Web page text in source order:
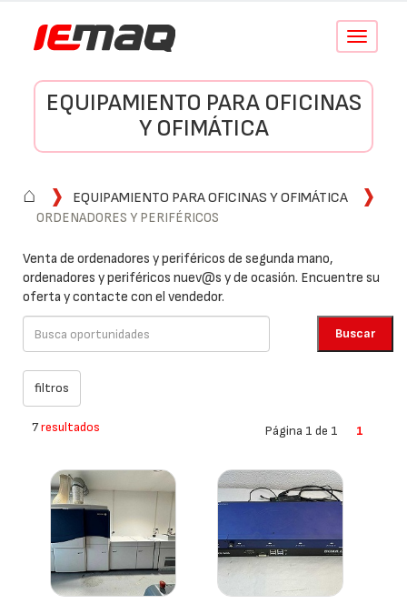
Conmutar
EQUIPAMIENTO PARA OFICINAS
Y OFIMÁTICA
⌂
EQUIPAMIENTO PARA OFICINAS Y OFIMÁTICA
ORDENADORES Y PERIFÉRICOS
Venta de ordenadores y periféricos de segunda mano,
ordenadores y periféricos nuev@s y de ocasión. Encuentre su
oferta y contacte con el vendedor.
7resultados Página 1 de 1 1